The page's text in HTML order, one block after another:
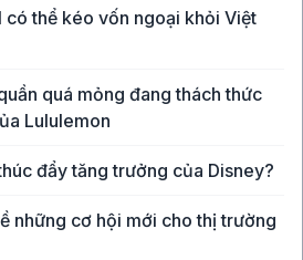
có thể kéo vốn ngoại khỏi Việt
quá mỏng đang thách thức
Lululemon
đẩy tăng trưởng của Disney?
những cơ hội mới cho thị trường